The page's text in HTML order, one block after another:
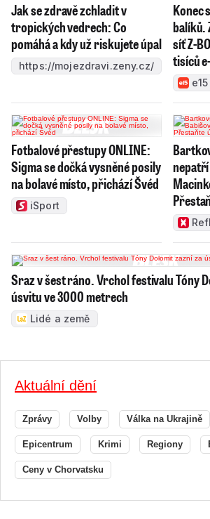
Jak se zdravě zchladit v
tropických vedrech: Co
pomáhá a kdy už riskujete úpal
https://mojezdravi.zeny.cz/
Konec
balíků.
síť Z-
tisíců
e15
Fotbalové přestupy ONLINE:
Sigma se dočká vysněné posily
na bolavé místo, přichází Švéd
iSport
správci
Sraz v šest ráno. Vrchol festivalu Tóny
úsvitu ve 3000 metrech
Lidé a země
Aktuální dění
Zprávy Volby Válka na Ukrajině
Epicentrum Krimi Regiony
Ceny v Chorvatsku